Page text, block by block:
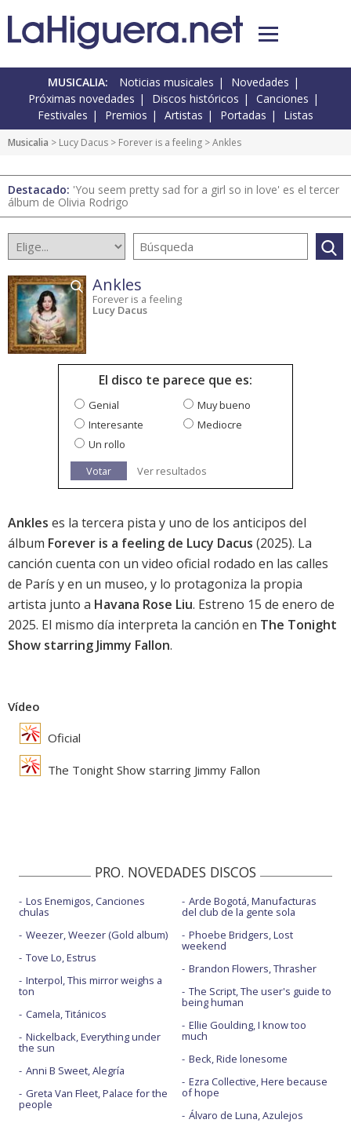
MUSICALIA: Noticias musicales
Novedades
Próximas novedades
Discos históricos
Canciones
Festivales
Premios Artistas Portadas Listas
Musicalia > Lucy Dacus > Forever is a feeling > Ankles
Destacado: 'You seem pretty sad for a girl so in love' es el tercer
álbum de Olivia Rodrigo
Ankles
Forever is a feeling
Lucy Dacus
El disco te parece que es:
Genial
Muy bueno
Interesante
Mediocre
Un rollo
Votar
Ver resultados
Ankles es la tercera pista y uno de los anticipos del
álbum Forever is a feeling de Lucy Dacus (2025). La
canción cuenta con un video oficial rodado en las calles
de París y en un museo, y lo protagoniza la propia
artista junto a Havana Rose Liu. Estreno 15 de enero de
2025. El mismo día interpreta la canción en The Tonight
Show starring Jimmy Fallon.
Vídeo
Oficial
The Tonight Show starring Jimmy Fallon
PRO. NOVEDADES DISCOS
Los Enemigos, Canciones
chulas
Weezer, Weezer (Gold album)
Tove Lo, Estrus
Interpol, This mirror weighs a
ton
Camela, Titánicos
Nickelback, Everything under
the sun
Anni B Sweet, Alegría
Greta Van Fleet, Palace for the
people
Arde Bogotá, Manufacturas
del club de la gente sola
Phoebe Bridgers, Lost
weekend
Brandon Flowers, Thrasher
The Script, The user's guide to
being human
Ellie Goulding, I know too
much
Beck, Ride lonesome
Ezra Collective, Here because
of hope
Álvaro de Luna, Azulejos